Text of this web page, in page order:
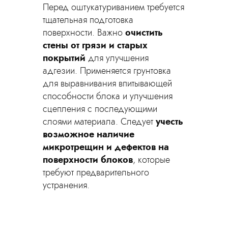
Перед оштукатуриванием требуется
тщательная подготовка
поверхности. Важноочистить
стены от грязи и старых
покрытий для улучшения
адгезии. Применяется грунтовка
для выравнивания впитывающей
способности блока и улучшения
сцепления с последующими
слоями материала. Следуетучесть
возможное наличие
микротрещин и дефектов на
поверхности блоков, которые
требуют предварительного
устранения.